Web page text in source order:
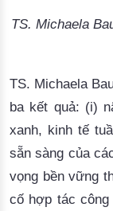
TS. Michaela
TS. Michaela
ba kết quả: (i)
xanh, kinh tế
sẵn sàng của
vọng bền vững
cố hợp tác